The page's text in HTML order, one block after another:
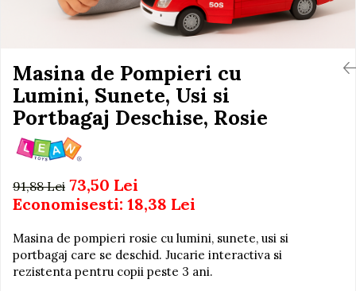
Jucarii de baie
Caluti balansoar
Interactive, educative si
muzicale
Ateliere si unelte
Blocuri de constructie
Covorase de dans
Creative
De plus
Electrocasnice si bucatarii
Ingrijire cosmetica mamici
Perioada Sarcinii
Pompe de san
Sisteme De Purtare
Masina de Pompieri cu
Lumini, Sunete, Usi si
Portbagaj Deschise, Rosie
91,88 Lei 73,50 Lei
Economisesti: 18,38 Lei
Masina de pompieri rosie cu lumini, sunete, usi si
portbagaj care se deschid. Jucarie interactiva si
rezistenta pentru copii peste 3 ani.